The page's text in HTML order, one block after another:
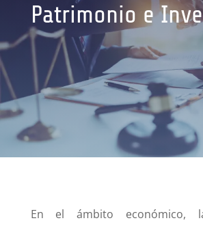
Patrimonio e
En el ámbito económico,